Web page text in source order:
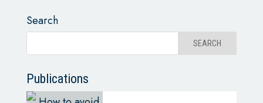
Search
Publications